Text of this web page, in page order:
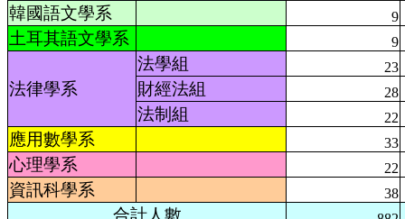
韓國語文學系 9
土耳其語文學系 9
法律學系
法學組 23
財經法組 28
法制組 22
應用數學系 33
心理學系 22
資訊科學系 38
合計人數